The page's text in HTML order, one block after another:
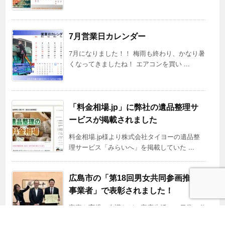
7月営業日カレンダー
7月になりました！！ 梅雨も終わり、かなり暑
くなってきましたね！ エアコンを買い ...
「料金相場.jp」に弊社の遺品整理サ
ービスが掲載されました
料金相場.jp様より株式会社タイヨーの遺品整
理サービス「みらいへ」を掲載していた ...
広島市の「第18回男女共同参画推進
事業者」で表彰されました！
家事や育児、介護などの家庭生活と、日常の仕